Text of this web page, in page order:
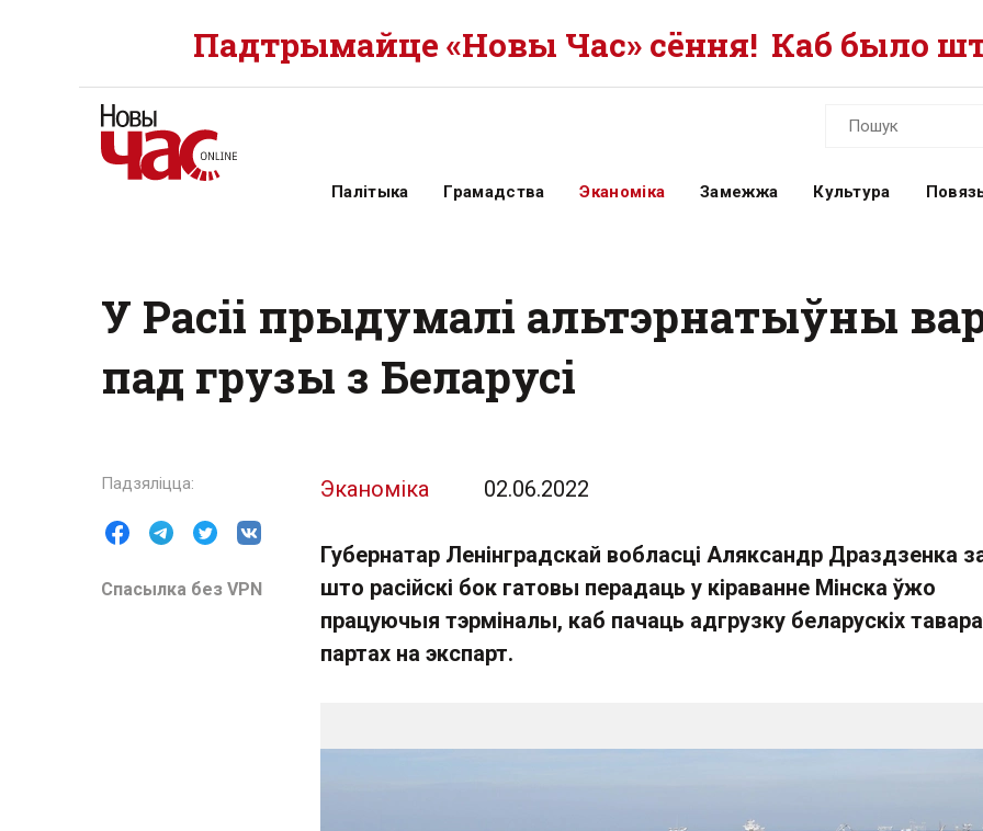
Падтрымайце «Новы Час» сёння! Каб было
Палітыка Грамадства Эканоміка Замежжа Культура
У Расіі прыдумалі альтэрнатыўны
пад грузы з Беларусі
Спасылка без VPN
Эканоміка 02.06.2022
Губернатар Ленінградскай вобласці Аляксандр Драздзенка
што расійскі бок гатовы перадаць у кіраванне Мінска ўжо
працуючыя тэрміналы, каб пачаць адгрузку беларускіх
партах на экспарт.